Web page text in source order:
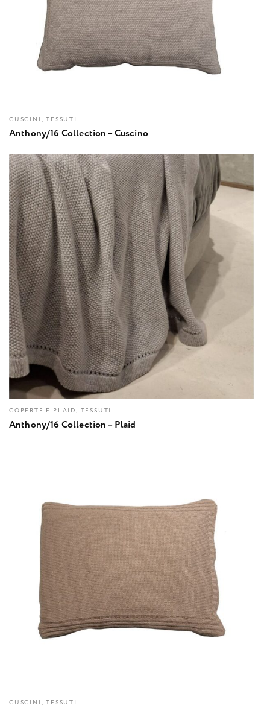
CUSCINI, TESSUTI
Anthony/16 Collection – Cuscino
COPERTE E PLAID, TESSUTI
Anthony/16 Collection – Plaid
CUSCINI, TESSUTI